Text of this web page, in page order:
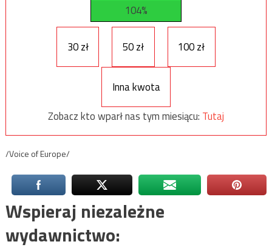
104%
30 zł 50 zł 100 zł
Inna kwota
Zobacz kto wparł nas tym miesiącu: Tutaj
/Voice of Europe/
Wspieraj niezależne
wydawnictwo: